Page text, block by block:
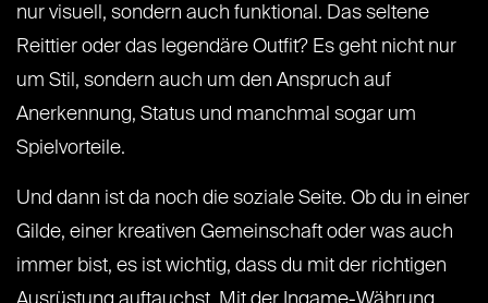
nur visuell, sondern auch funktional. Das seltene
Reittier oder das legendäre Outfit? Es geht nicht nur
um Stil, sondern auch um den Anspruch auf
Anerkennung, Status und manchmal sogar um
Spielvorteile.
Und dann ist da noch die soziale Seite. Ob du in einer
Gilde, einer kreativen Gemeinschaft oder was auch
immer bist, es ist wichtig, dass du mit der richtigen